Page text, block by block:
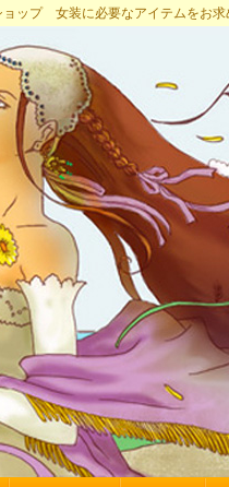
ップ 女装に必要なアイテムをお求